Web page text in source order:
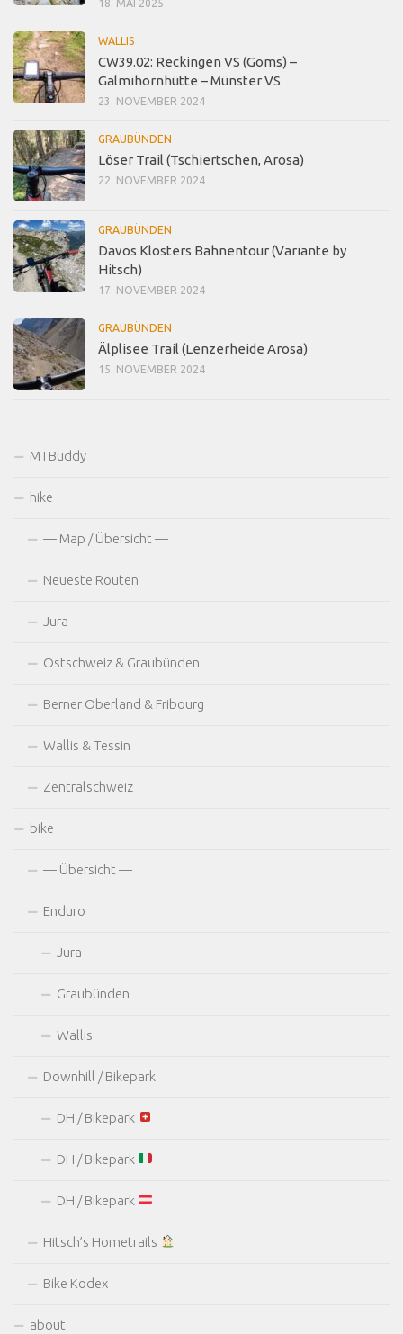
18. MAI 2025
WALLIS
CW39.02: Reckingen VS (Goms) –
Galmihornhütte – Münster VS
23. NOVEMBER 2024
GRAUBÜNDEN
Löser Trail (Tschiertschen, Arosa)
22. NOVEMBER 2024
GRAUBÜNDEN
Davos Klosters Bahnentour (Variante by
Hitsch)
17. NOVEMBER 2024
GRAUBÜNDEN
Älplisee Trail (Lenzerheide Arosa)
15. NOVEMBER 2024
MTBuddy
hike
— Map / Übersicht —
Neueste Routen
Jura
Ostschweiz & Graubünden
Berner Oberland & Fribourg
Wallis & Tessin
Zentralschweiz
bike
— Übersicht —
Enduro
Jura
Graubünden
Wallis
Downhill / Bikepark
DH / Bikepark
DH / Bikepark
DH / Bikepark
Hitsch’s Hometrails
Bike Kodex
about